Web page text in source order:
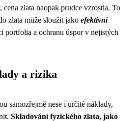
cena zlata naopak prudce vzrostla. To
zlata může sloužit jako efektivní
portfolia a ochranu úspor v nejistých
a rizika
samozřejmě nese i určité náklady,
Skladování fyzického zlata, jako